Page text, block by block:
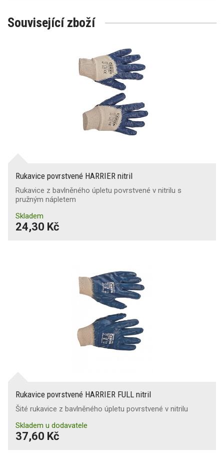
Související zboží
Rukavice povrstvené HARRIER nitril
Rukavice z bavlněného úpletu povrstvené v nitrilu s
pružným nápletem
Skladem
24,30 Kč
Rukavice povrstvené HARRIER FULL nitril
Šité rukavice z bavlněného úpletu povrstvené v nitrilu
Skladem u dodavatele
37,60 Kč